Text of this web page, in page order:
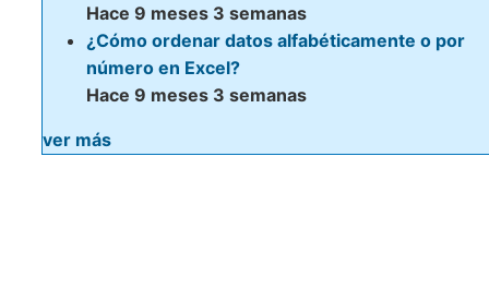
Hace 9 meses 3 semanas
¿Cómo ordenar datos alfabéticamente o por
número en Excel?
Hace 9 meses 3 semanas
ver más